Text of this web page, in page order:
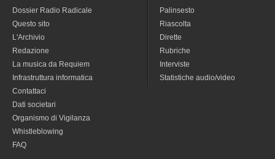
Dossier Radio Radicale
Questo sito
L'Archivio
Redazione
La musica da Requiem
Infrastruttura informatica
Contattaci
Dati societari
Organismo di Vigilanza
Whistleblowing
FAQ
Palinsesto
Riascolta
Dirette
Rubriche
Interviste
Statistiche audio/video